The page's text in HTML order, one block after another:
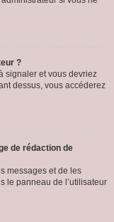
?
signaler et vous devriez
dessus, vous accéderez
de rédaction de
messages et de les
le panneau de l’utilisateur